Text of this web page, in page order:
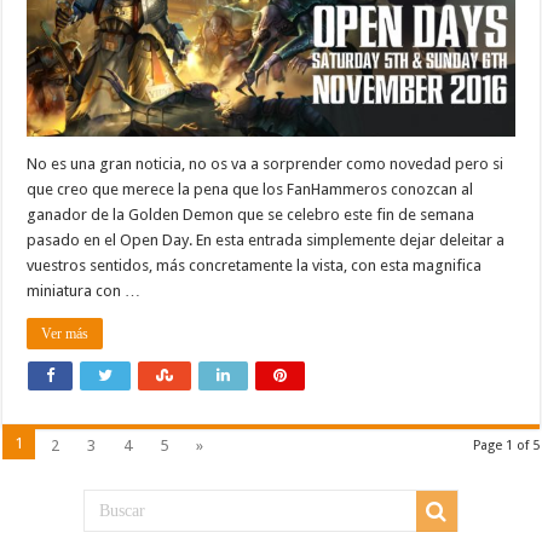
No es una gran noticia, no os va a sorprender como novedad pero si
que creo que merece la pena que los FanHammeros conozcan al
ganador de la Golden Demon que se celebro este fin de semana
pasado en el Open Day. En esta entrada simplemente dejar deleitar a
vuestros sentidos, más concretamente la vista, con esta magnifica
miniatura con …
Ver más
Page 1 of 5
1 2 3 4 5 »